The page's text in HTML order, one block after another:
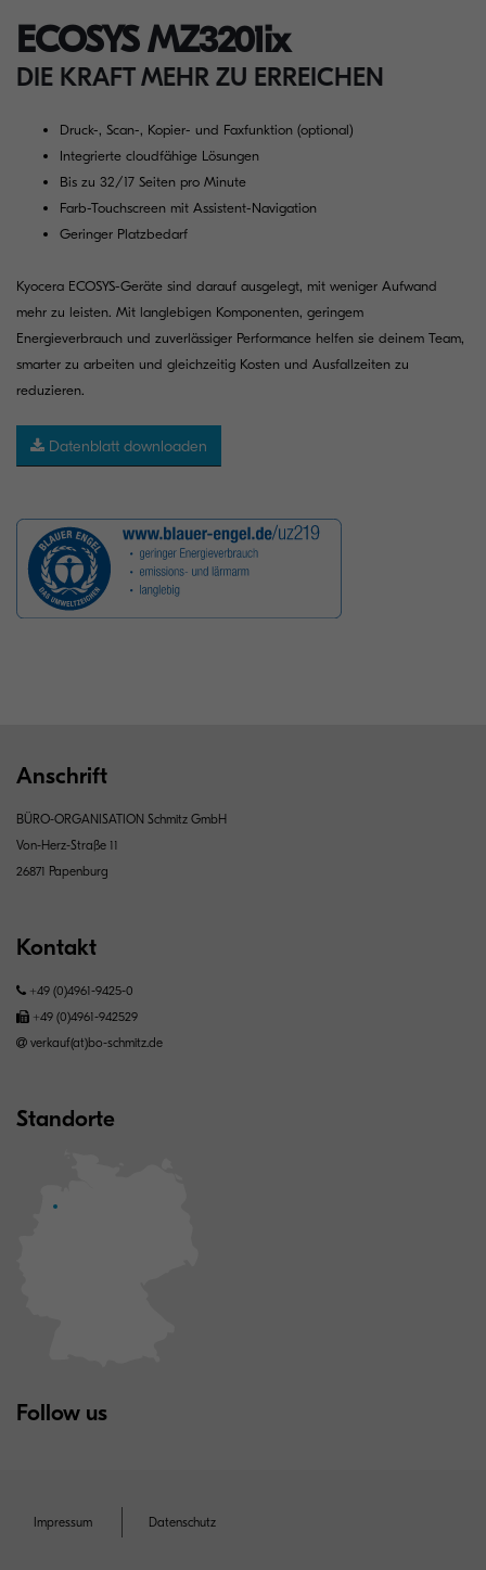
ECOSYS MZ3201ix
DIE KRAFT MEHR ZU ERREICHEN
Druck-, Scan-, Kopier- und Faxfunktion (optional)
Integrierte cloudfähige Lösungen
Bis zu 32/17 Seiten pro Minute
Farb-Touchscreen mit Assistent-Navigation
Geringer Platzbedarf
Kyocera ECOSYS-Geräte sind darauf ausgelegt, mit weniger Aufwand
mehr zu leisten. Mit langlebigen Komponenten, geringem
Energieverbrauch und zuverlässiger Performance helfen sie deinem Team,
smarter zu arbeiten und gleichzeitig Kosten und Ausfallzeiten zu
reduzieren.
Datenblatt downloaden
Anschrift
BÜRO-ORGANISATION Schmitz GmbH
Von-Herz-Straße 11
26871 Papenburg
Kontakt
+49 (0)4961-9425-0
+49 (0)4961-942529
verkauf(at)bo-schmitz.de
Standorte
Follow us
Impressum Datenschutz